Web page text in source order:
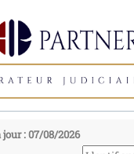
: 07/08/2026